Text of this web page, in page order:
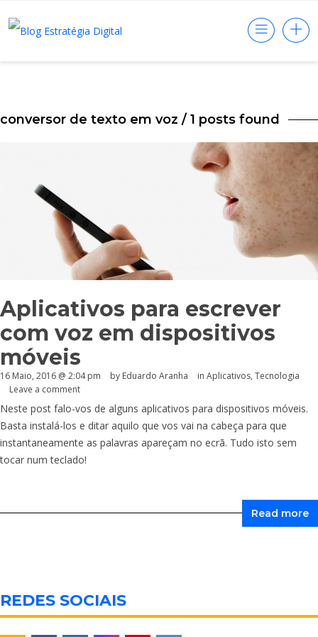
conversor de texto em voz / 1 posts found
Aplicativos para escrever
com voz em dispositivos
móveis
16 Maio, 2016 @ 2:04 pm by Eduardo Aranha in Aplicativos, Tecnologia
Leave a comment
Neste post falo-vos de alguns aplicativos para dispositivos móveis.
Basta instalá-los e ditar aquilo que vos vai na cabeça para que
instantaneamente as palavras apareçam no ecrã. Tudo isto sem
tocar num teclado!
Read more
REDES SOCIAIS